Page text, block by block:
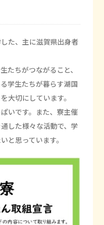
た、主に滋賀県出身者
たちがつながること、
学生たちが暮らす湖国
大切にしています。
いです。また、寮主催
した様々な活動で、学
と思っています。